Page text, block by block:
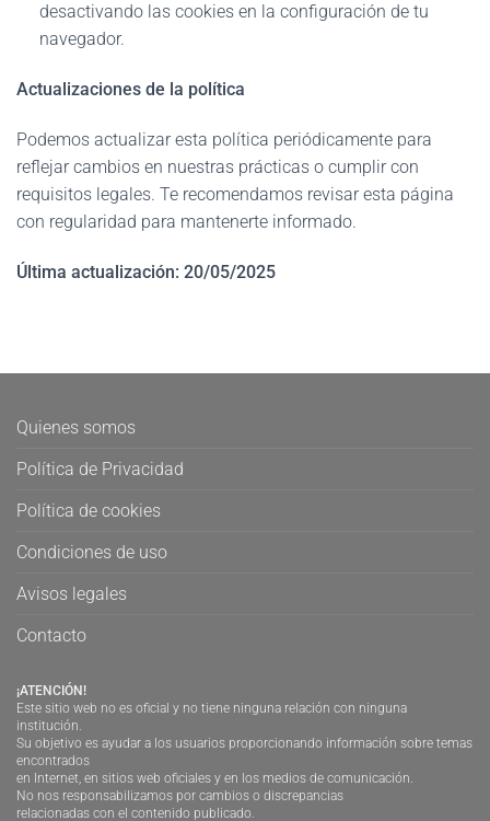
desactivando las cookies en la configuración de tu
navegador.
Actualizaciones de la política
Podemos actualizar esta política periódicamente para
reflejar cambios en nuestras prácticas o cumplir con
requisitos legales. Te recomendamos revisar esta página
con regularidad para mantenerte informado.
Última actualización: 20/05/2025
Quienes somos
Política de Privacidad
Política de cookies
Condiciones de uso
Avisos legales
Contacto
¡ATENCIÓN!
Este sitio web no es oficial y no tiene ninguna relación con ninguna
institución.
Su objetivo es ayudar a los usuarios proporcionando información sobre temas
encontrados
en Internet, en sitios web oficiales y en los medios de comunicación.
No nos responsabilizamos por cambios o discrepancias
relacionadas con el contenido publicado.